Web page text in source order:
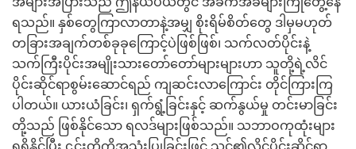
ရသည်။ နှစ်တွေကြာလာတာနဲ့အမျှ စိုးရိမ်စိတ်တွေ ဒါမှမဟုတ်
တခြားအချက်တစ်ခုခုကြောင့်ပဲဖြစ်ဖြစ်၊ သက်လတ်ပိုင်းနဲ့
သက်ကြီးပိုင်းအမျိုးသားတော်တော်များများဟာ သူတို့ရဲ့လိင်
ပိုင်းဆိုင်ရာစွမ်းဆောင်ရည် ကျဆင်းလာကြောင်း တိုင်ကြားကြ
ပါတယ်။ ယားယံခြင်း၊ ရှက်ရွံ့ခြင်းနှင့် ဆက်နွယ်မှု တင်းမာခြင်း
တို့သည် ဖြစ်နိုင်သော ရလဒ်များဖြစ်သည်။ သဘာဝကုထုံးများ